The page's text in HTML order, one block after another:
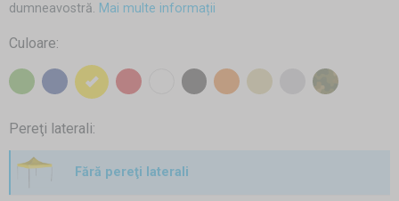
dumneavostră. Mai multe informații
Culoare:
Pereţi laterali:
Fără pereţi laterali